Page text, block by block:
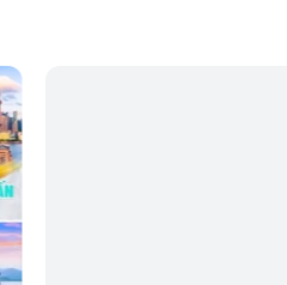
HÀ KHẨU – KIẾN THỦY – MÔNG
TỰ